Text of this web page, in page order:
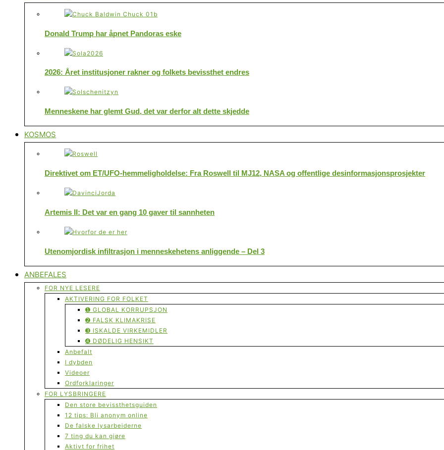
Donald Trump har åpnet Pandoras eske
2026: Året institusjoner rakner og folkets bevissthet endres
Menneskene har glemt Gud, det var derfor alt dette skjedde
KOSMOS
Direktivet om ET/UFO-hemmeligholdelse: Fra Roswell til MJ12, NASA og offentlige desinformasjonsprosjekter
Artemis II: Det var en gang 10 gaver til sannheten
Utenomjordisk infiltrasjon i menneskehetens anliggende – Del 3
ANBEFALES
FOR NYE LESERE
AKTIVERING FOR FOLKET
➊ GLOBAL KORRUPSJON
➋ FALSK KLIMAKRISE
➌ ISKALDE VIRKEMIDLER
➍ DØDELIG HENSIKT
Anbefalt
I dybden
Videoer
Ordforklaringer
FOR LYSBRINGERE
Den store bevissthetsguiden
12 tips: Bli anonym online
De falske lysarbeiderne
7 ting du kan gjøre
Aktivt for frihet